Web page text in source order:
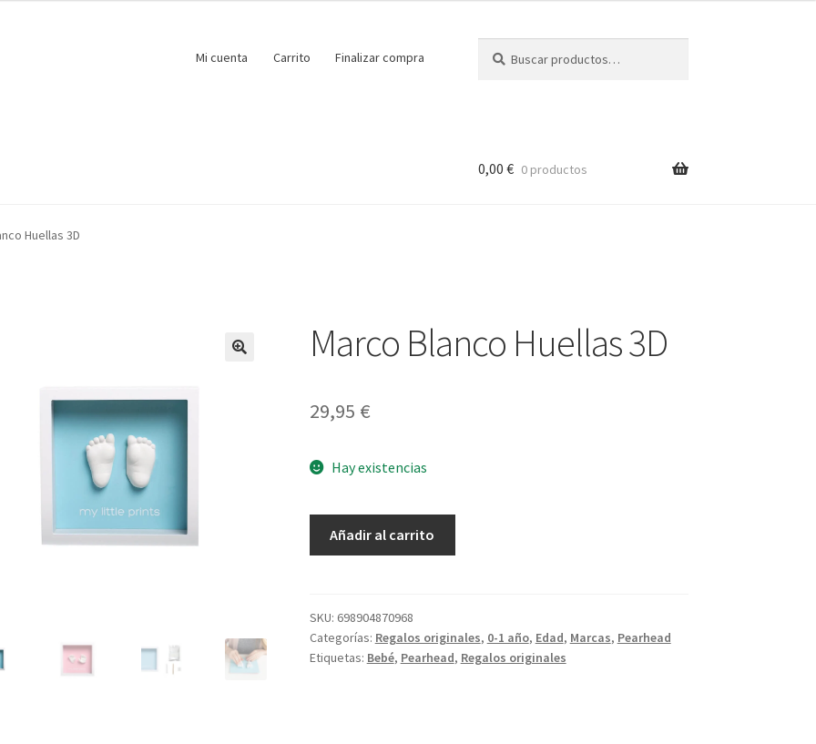
Mi cuenta Carrito Finalizar compra
por:
0,00 € 0 productos
Huellas 3D
Marco Blanco Huellas 3D
29,95 €
Hay existencias
cantidad
Añadir al carrito
SKU: 698904870968
Categorías: Regalos originales, 0-1 año, Edad, Marcas, Pearhead
Etiquetas: Bebé, Pearhead, Regalos originales